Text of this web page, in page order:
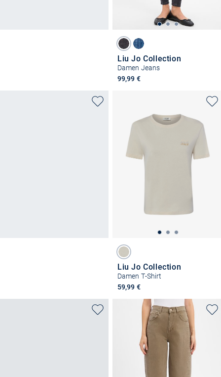
Liu Jo Collection
Damen Jeans
99,99 €
Liu Jo Collection
Damen T-Shirt
59,99 €